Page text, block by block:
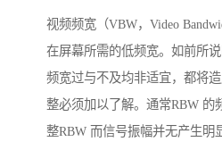
视频频宽（VBW，Video
在屏幕所需的低频宽。如前所
频宽过与不及均非适宜，都将
整必须加以了解。通常RBW 的
整RBW 而信号振幅并无产生明